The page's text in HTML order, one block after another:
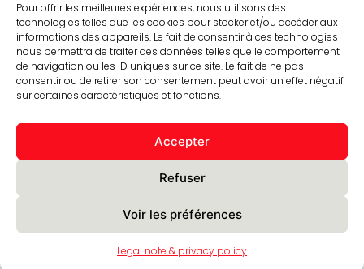
Pour offrir les meilleures expériences, nous utilisons des
technologies telles que les cookies pour stocker et/ou accéder aux
informations des appareils. Le fait de consentir à ces technologies
nous permettra de traiter des données telles que le comportement
de navigation ou les ID uniques sur ce site. Le fait de ne pas
consentir ou de retirer son consentement peut avoir un effet négatif
sur certaines caractéristiques et fonctions.
Accepter
Refuser
Voir les préférences
Legal note & privacy policy
332, rue de Bruxelles
59850 Nieppe – FRANCE
CONTACT US
Receive all of our news
Subscribe to our newsletter
© 2026 YeedGroup, all rights reserved -Legal note & privacy policy